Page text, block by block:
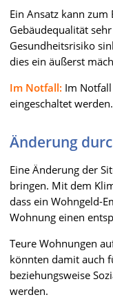
Ein Ansatz kann
Gebäudequalität
Gesundheitsrisiko
dies ein äußerst
Im Notfall: Im
eingeschaltet werden.
Änderung
Eine Änderung der
bringen. Mit dem
dass ein Wohngeld-
Wohnung einen
Teure Wohnungen
könnten damit auch
beziehungsweise
werden.